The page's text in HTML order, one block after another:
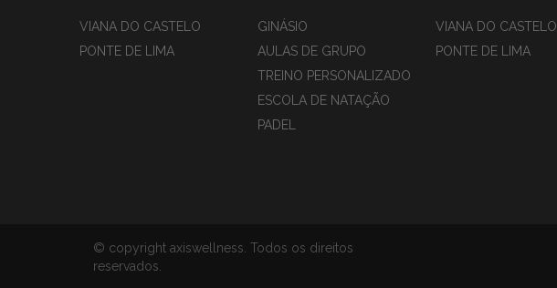
VIANA DO CASTELO
PONTE DE LIMA
GINÁSIO
AULAS DE GRUPO
TREINO PERSONALIZADO
ESCOLA DE NATAÇÃO
PADEL
VIANA DO CASTELO
PONTE DE LIMA
© copyright axiswellness. Todos os direitos
reservados.